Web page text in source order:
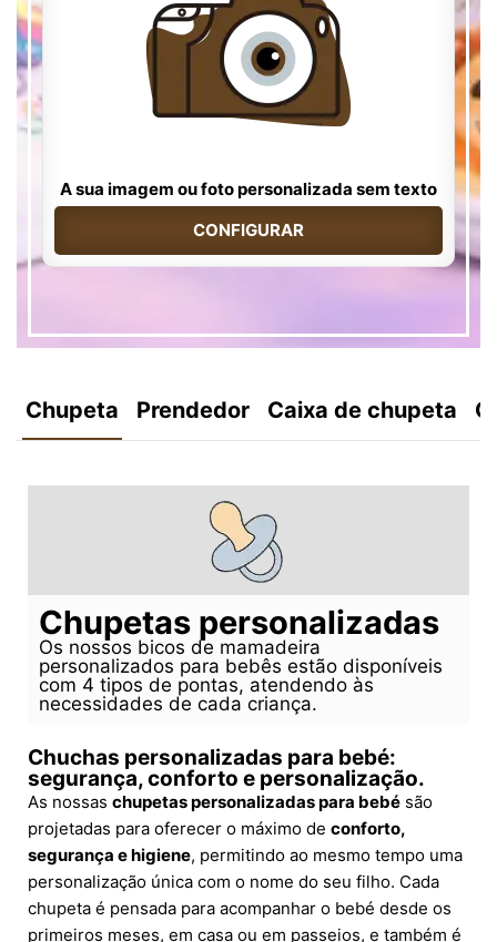
A sua imagem ou foto personalizada sem texto
CONFIGURAR
Chupeta Prendedor Caixa de chupeta
Chupetas personalizadas
Os nossos bicos de mamadeira
personalizados para bebês estão disponíveis
com 4 tipos de pontas, atendendo às
necessidades de cada criança.
Chuchas personalizadas para bebé:
segurança, conforto e personalização.
As nossas chupetas personalizadas para bebé são
projetadas para oferecer o máximo de conforto,
segurança e higiene, permitindo ao mesmo tempo uma
personalização única com o nome do seu filho. Cada
chupeta é pensada para acompanhar o bebé desde os
primeiros meses, em casa ou em passeios, e também é